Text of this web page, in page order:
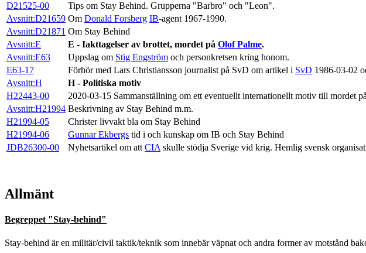
D21525-00
Tips om Stay Behind. Grupperna "Barbro" och "Leon".
Avsnitt:D21659 Om Donald Forsberg IB-agent 1967-1990.
Avsnitt:D21871 Om Stay Behind
Avsnitt:E
E - Iakttagelser av brottet, mordet på Olof Palme.
Avsnitt:E63
Uppslag om Stig Engström och personkretsen kring honom.
E63-17
Förhör med Lars Christiansson journalist på SvD om artikel i SvD 1986-03-02
Avsnitt:H
H - Politiska motiv
H22443-00
2020-03-15 Sammanställning om ett eventuellt internationellt motiv till mordet
Avsnitt:H21994 Beskrivning av Stay Behind m.m.
H21994-05
Christer livvakt bla om Stay Behind
H21994-06
Gunnar Ekbergs tid i och kunskap om IB och Stay Behind
JDB26300-00
Nyhetsartikel om att CIA skulle stödja Sverige vid krig. Hemlig svensk
Allmänt
Begreppet "Stay-behind"
Stay-behind är en militär/civil taktik/teknik som innebär väpnat och andra former av motstånd